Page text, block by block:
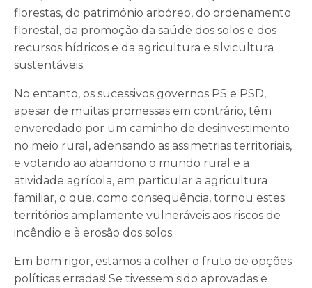
florestas, do património arbóreo, do ordenamento
florestal, da promoção da saúde dos solos e dos
recursos hídricos e da agricultura e silvicultura
sustentáveis.
No entanto, os sucessivos governos PS e PSD,
apesar de muitas promessas em contrário, têm
enveredado por um caminho de desinvestimento
no meio rural, adensando as assimetrias territoriais,
e votando ao abandono o mundo rural e a
atividade agrícola, em particular a agricultura
familiar, o que, como consequência, tornou estes
territórios amplamente vulneráveis aos riscos de
incêndio e à erosão dos solos.
Em bom rigor, estamos a colher o fruto de opções
políticas erradas! Se tivessem sido aprovadas e